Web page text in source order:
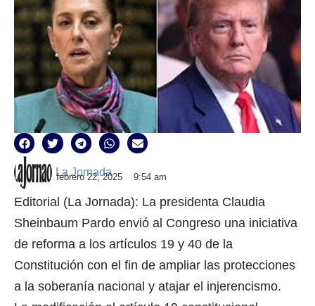
La Jornada
febrero 22, 2025 9:54 am
Editorial (La Jornada): La presidenta Claudia
Sheinbaum Pardo envió al Congreso una iniciativa
de reforma a los artículos 19 y 40 de la
Constitución con el fin de ampliar las protecciones
a la soberanía nacional y atajar el injerencismo.